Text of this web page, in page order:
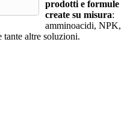
prodotti e formule
create su misura:
amminoacidi, NPK,
altre soluzioni.